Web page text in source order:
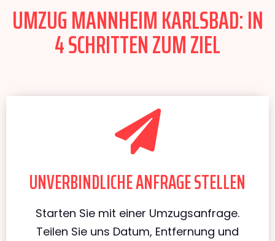
UMZUG MANNHEIM KARLSBAD: IN
4 SCHRITTEN ZUM ZIEL
UNVERBINDLICHE ANFRAGE STELLEN
Starten Sie mit einer Umzugsanfrage.
Teilen Sie uns Datum, Entfernung und